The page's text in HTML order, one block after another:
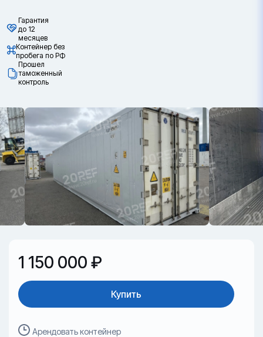
Гарантия
до 12
месяцев
Контейнер без
пробега по РФ
Прошел
таможенный
контроль
1 150 000 ₽
Купить
Арендовать контейнер